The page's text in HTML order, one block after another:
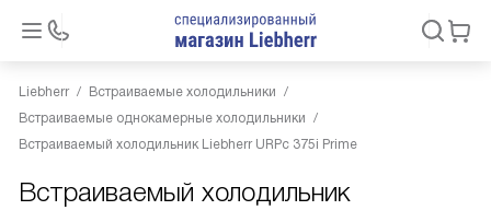
Liebherr
Встраиваемые холодильники
Встраиваемые однокамерные холодильники
Встраиваемый холодильник Liebherr URPc 375i Prime
Встраиваемый холодильник